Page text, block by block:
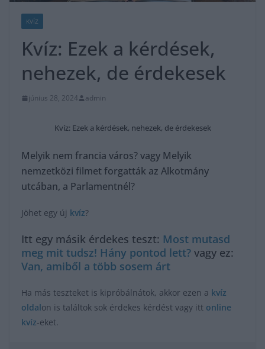
KVÍZ
Kvíz: Ezek a kérdések,
nehezek, de érdekesek
június 28, 2024 admin
Kvíz: Ezek a kérdések, nehezek, de érdekesek
Melyik nem francia város? vagy Melyik
nemzetközi filmet forgatták az Alkotmány
utcában, a Parlamentnél?
Jöhet egy új kvíz?
Itt egy másik érdekes teszt: Most mutasd
meg mit tudsz! Hány pontod lett? vagy ez:
Van, amiből a több sosem árt
Ha más teszteket is kipróbálnátok, akkor ezen a kvíz
oldalon is találtok sok érdekes kérdést vagy itt online
kvíz-eket.